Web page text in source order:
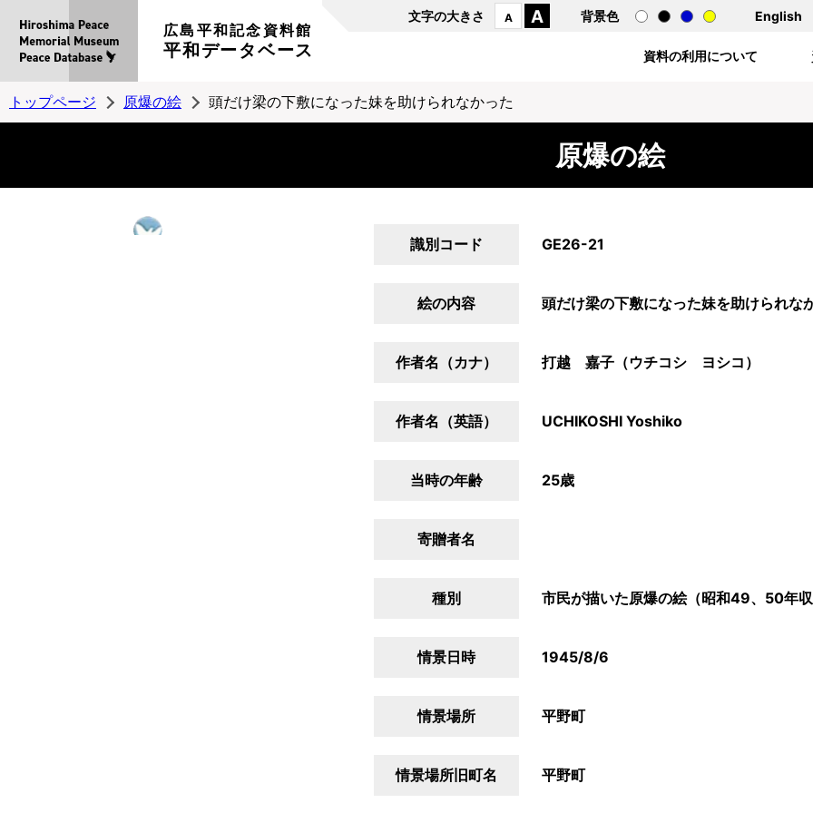
広島平和記念資料館
平和データベース
文字の大きさ A A 背景色 English
資料の利用について
トップページ 原爆の絵 頭だけ梁の下敷になった妹を助けられなかった
原爆の絵
識別コード GE26-21
絵の内容 頭だけ梁の下敷になった妹を助けられな
作者名（カナ） 打越 嘉子（ウチコシ ヨシコ）
作者名（英語） UCHIKOSHI Yoshiko
当時の年齢 25歳
寄贈者名
種別 市民が描いた原爆の絵（昭和49、50年
情景日時 1945/8/6
情景場所 平野町
情景場所旧町名 平野町